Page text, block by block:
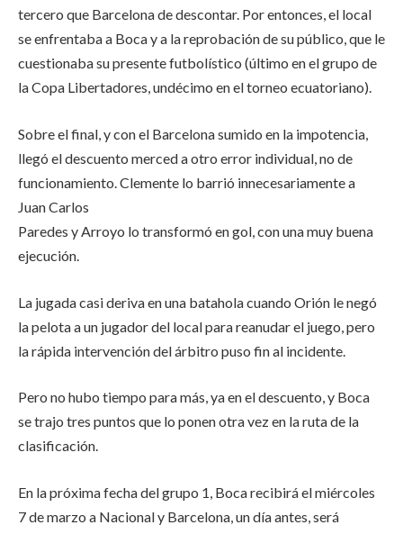
tercero que Barcelona de descontar. Por entonces, el local
se enfrentaba a Boca y a la reprobación de su público, que le
cuestionaba su presente futbolístico (último en el grupo de
la Copa Libertadores, undécimo en el torneo ecuatoriano).
Sobre el final, y con el Barcelona sumido en la impotencia,
llegó el descuento merced a otro error individual, no de
funcionamiento. Clemente lo barrió innecesariamente a
Juan Carlos
Paredes y Arroyo lo transformó en gol, con una muy buena
ejecución.
La jugada casi deriva en una batahola cuando Orión le negó
la pelota a un jugador del local para reanudar el juego, pero
la rápida intervención del árbitro puso fin al incidente.
Pero no hubo tiempo para más, ya en el descuento, y Boca
se trajo tres puntos que lo ponen otra vez en la ruta de la
clasificación.
En la próxima fecha del grupo 1, Boca recibirá el miércoles
7 de marzo a Nacional y Barcelona, un día antes, será